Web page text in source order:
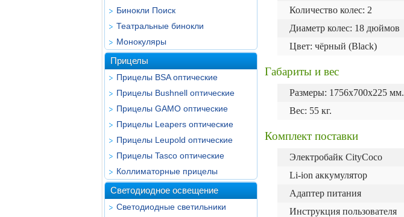
Бинокли Поиск
Театральные бинокли
Монокуляры
Прицелы
Прицелы BSA оптические
Прицелы Bushnell оптические
Прицелы GAMO оптические
Прицелы Leapers оптические
Прицелы Leupold оптические
Прицелы Tasco оптические
Коллиматорные прицелы
Светодиодное освещение
Светодиодные светильники
Количество колес: 2
Диаметр колес: 18 дюймов
Цвет: чёрный (Black)
Габариты и вес
Размеры: 1756x700x225 мм.
Вес: 55 кг.
Комплект поставки
Электробайк CityCoco
Li-ion аккумулятор
Адаптер питания
Инструкция пользователя